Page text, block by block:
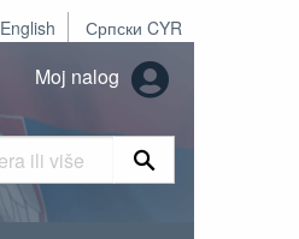
English Српски CYR
Moj nalog